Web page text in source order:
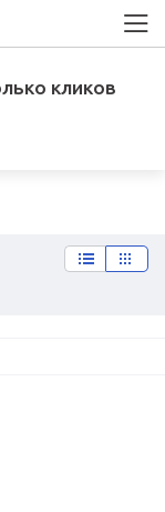
кликов